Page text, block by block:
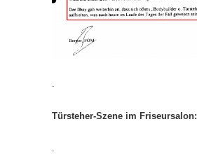
Türsteher-Szene im Friseursalon: